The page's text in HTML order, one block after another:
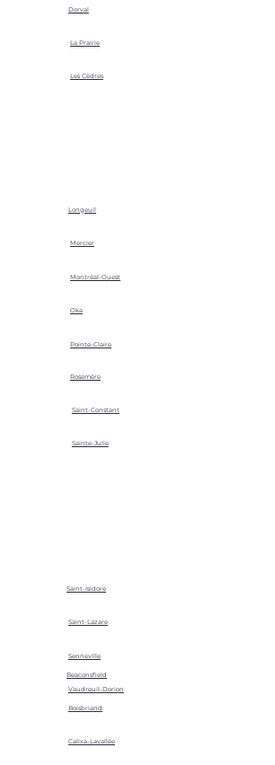
Dorval
La Prairie
Les Cèdres
Longeuil
Mercier
Montréal-Ouest
Oka
Pointe-Claire
Rosemère
Saint-Constant
Sainte-Julie
Saint-Isidore
Saint-Lazare
Senneville
Vaudreuil-Dorion
Beaconsfield
Boisbriand
Calixa-Lavallée